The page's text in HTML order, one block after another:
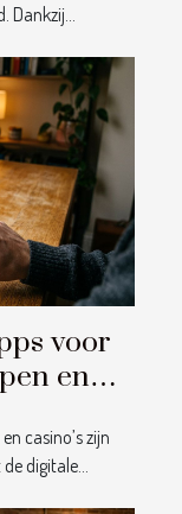
Dankzij...
voor
en
casino’s zijn
digitale...